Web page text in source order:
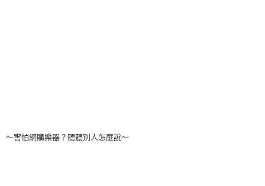
～害怕網購樂器？聽聽別人怎麼說～